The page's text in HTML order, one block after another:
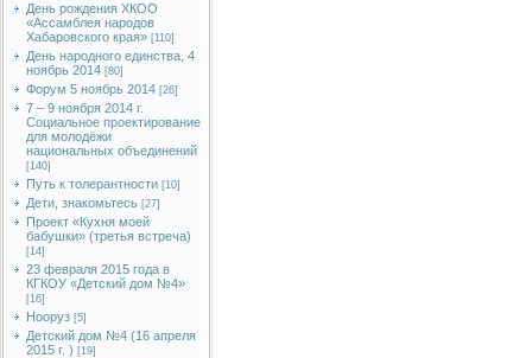
День рождения ХКОО
«Ассамблея народов
Хабаровского края» [110]
День народного единства, 4
ноябрь 2014 [80]
Форум 5 ноябрь 2014 [26]
7 – 9 ноября 2014 г.
Социальное проектирование
для молодёжи
национальных объединений
[140]
Путь к толерантности [10]
Дети, знакомьтесь [27]
Проект «Кухня моей
бабушки» (третья встреча)
[14]
23 февраля 2015 года в
КГКОУ «Детский дом №4»
[16]
Нооруз [5]
Детский дом №4 (16 апреля
2015 г. ) [19]